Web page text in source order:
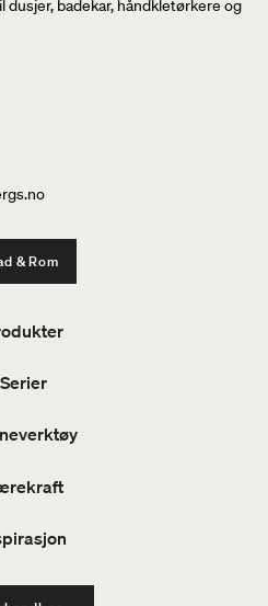
badekar, håndkletørkere og
& Rom
Serier